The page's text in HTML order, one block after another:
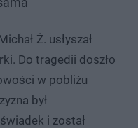
Ż. usłyszał
Do tragedii doszło
w pobliżu
był
i został